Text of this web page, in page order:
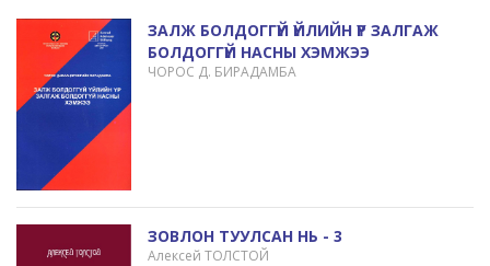
ЗАЛЖ БОЛДОГГҮЙ ҮЙЛИЙН ҮР ЗАЛГАЖ
БОЛДОГГҮЙ НАСНЫ ХЭМЖЭЭ
ЧОРОС Д. БИРАДАМБА
ЗОВЛОН ТУУЛСАН НЬ - 3
Алексей ТОЛСТОЙ